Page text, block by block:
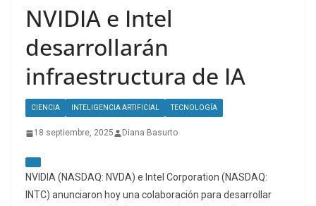
NVIDIA e Intel
desarrollarán
infraestructura de IA
CIENCIA INTELIGENCIA ARTIFICIAL TECNOLOGÍA
18 septiembre, 2025 Diana Basurto
NVIDIA (NASDAQ: NVDA) e Intel Corporation (NASDAQ:
INTC) anunciaron hoy una colaboración para desarrollar